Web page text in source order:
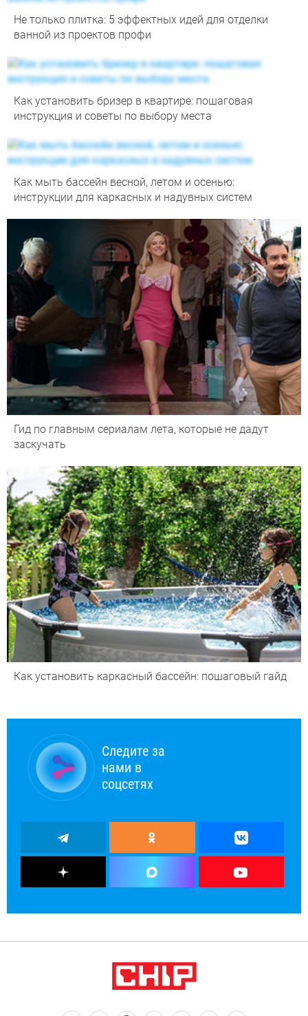
Не только плитка: 5 эффектных идей для отделки
ванной из проектов профи
Как установить бризер в квартире: пошаговая
инструкция и советы по выбору места
Как мыть бассейн весной, летом и осенью:
инструкции для каркасных и надувных систем
Гид по главным сериалам лета, которые не дадут
заскучать
Как установить каркасный бассейн: пошаговый гайд
Следите за
нами в
соцсетях